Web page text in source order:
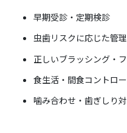
早期受診・定期検診
虫歯リスクに応じた管理
正しいブラッシング・
食生活・間食コントロ
噛み合わせ・歯ぎしり